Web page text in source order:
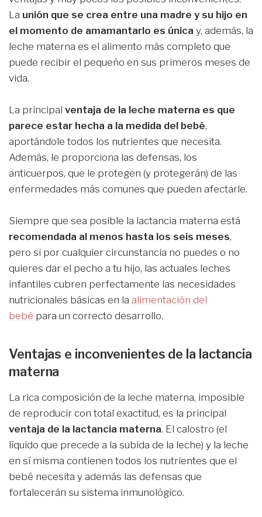
La unión que se crea entre una madre y su hijo en
el momento de amamantarlo es única y, además, la
leche materna es el alimento más completo que
puede recibir el pequeño en sus primeros meses de
vida.
La principal ventaja de la leche materna es que
parece estar hecha a la medida del bebé,
aportándole todos los nutrientes que necesita.
Además, le proporciona las defensas, los
anticuerpos, que le protegen (y protegerán) de las
enfermedades más comunes que pueden afectarle.
Siempre que sea posible la lactancia materna está
recomendada al menos hasta los seis meses,
pero si por cualquier circunstancia no puedes o no
quieres dar el pecho a tu hijo, las actuales leches
infantiles cubren perfectamente las necesidades
nutricionales básicas en la alimentación del
bebé para un correcto desarrollo.
Ventajas e inconvenientes de la lactancia
materna
La rica composición de la leche materna, imposible
de reproducir con total exactitud, es la principal
ventaja de la lactancia materna. El calostro (el
líquido que precede a la subida de la leche) y la leche
en sí misma contienen todos los nutrientes que el
bebé necesita y además las defensas que
fortalecerán su sistema inmunológico.